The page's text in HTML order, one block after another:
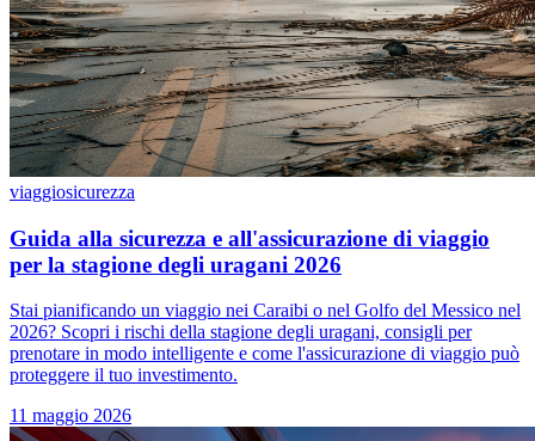
viaggiosicurezza
Guida alla sicurezza e all'assicurazione di viaggio
per la stagione degli uragani 2026
Stai pianificando un viaggio nei Caraibi o nel Golfo del Messico nel
2026? Scopri i rischi della stagione degli uragani, consigli per
prenotare in modo intelligente e come l'assicurazione di viaggio può
proteggere il tuo investimento.
11 maggio 2026